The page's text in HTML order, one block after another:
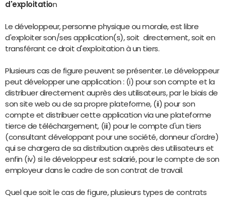
d'exploitation
Le développeur, personne physique ou morale, est libre
d'exploiter son/ses application(s), soit directement, soit en
transférant ce droit d'exploitation à un tiers.
Plusieurs cas de figure peuvent se présenter. Le développeur
peut développer une application : (i) pour son compte et la
distribuer directement auprès des utilisateurs, par le biais de
son site web ou de sa propre plateforme, (ii) pour son
compte et distribuer cette application via une plateforme
tierce de téléchargement, (iii) pour le compte d'un tiers
(consultant développant pour une société, donneur d'ordre)
qui se chargera de sa distribution auprès des utilisateurs et
enfin (iv) si le développeur est salarié, pour le compte de son
employeur dans le cadre de son contrat de travail.
Quel que soit le cas de figure, plusieurs types de contrats